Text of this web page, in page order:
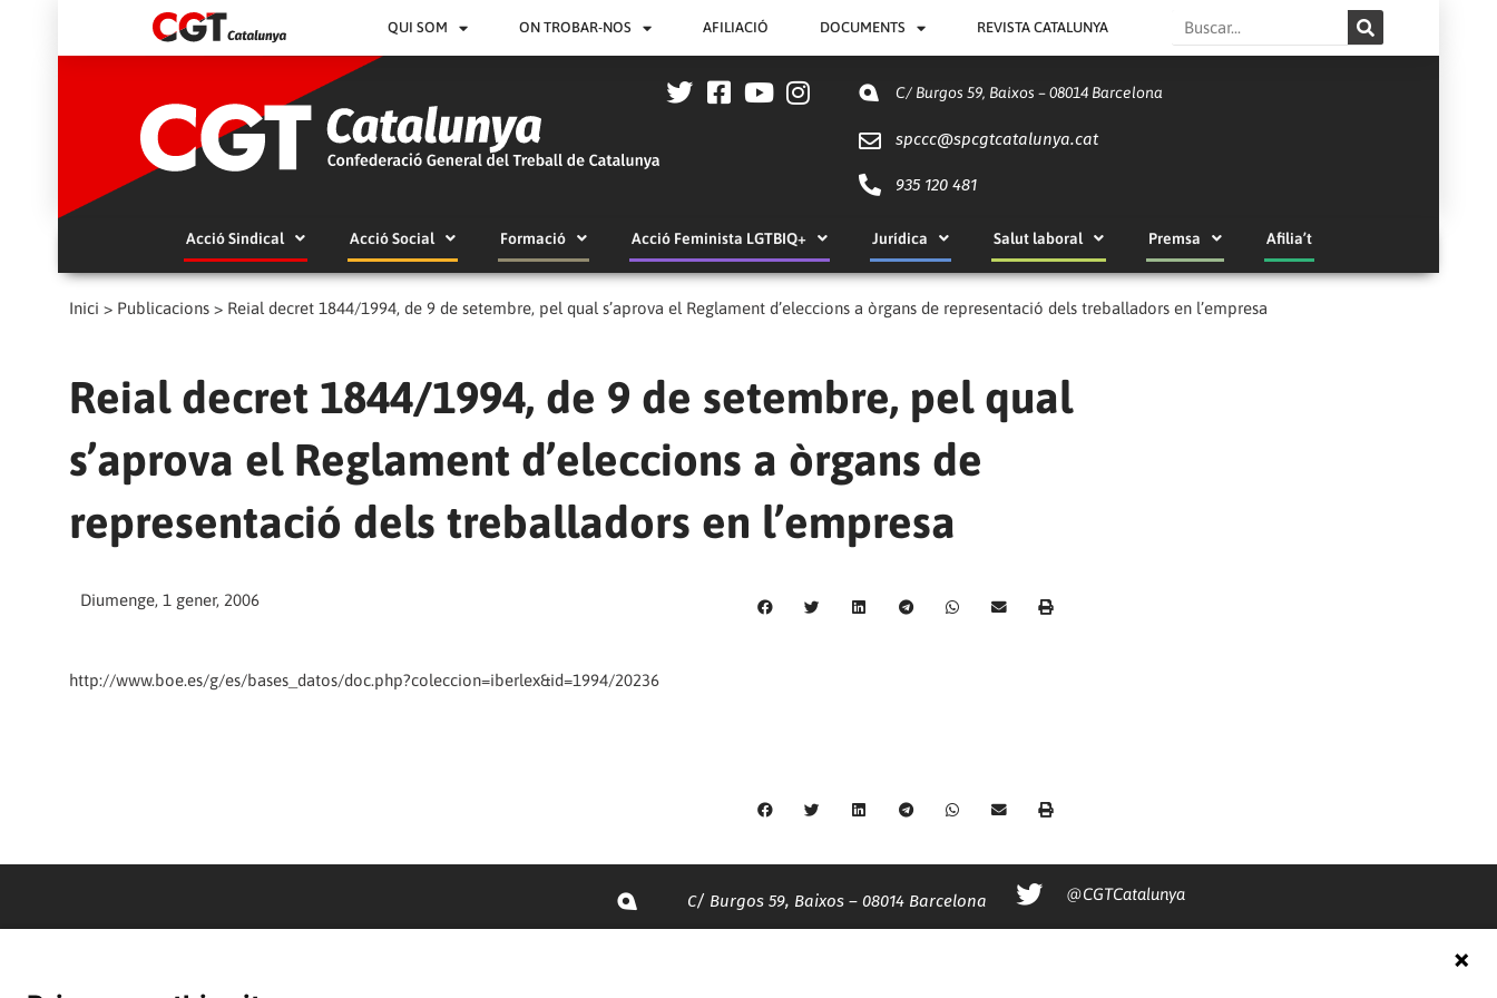
QUI SOM ON TROBAR-NOS AFILIACIÓ DOCUMENTS REVISTA CATALUNYA Search
C/ Burgos 59, Baixos – 08014 Barcelona
spccc@spcgtcatalunya.cat
935 120 481
Acció Sindical Acció Social Formació Acció Feminista LGTBIQ+ Jurídica Salut laboral Premsa Afilia’t
Inici > Publicacions > Reial decret 1844/1994, de 9 de setembre, pel qual s’aprova el Reglament d’eleccions a òrgans de representació dels treballadors en l’empresa
Reial decret 1844/1994, de 9 de setembre, pel qual
s’aprova el Reglament d’eleccions a òrgans de
representació dels treballadors en l’empresa
Diumenge, 1 gener, 2006
http://www.boe.es/g/es/bases_datos/doc.php?coleccion=iberlex&id=1994/20236
C/ Burgos 59, Baixos – 08014 Barcelona @CGTCatalunya